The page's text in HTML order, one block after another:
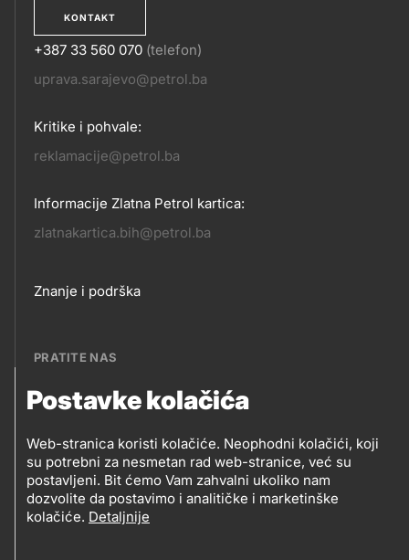
Postavke kolačića
Web-stranica koristi kolačiće. Neophodni kolačići, koji
su potrebni za nesmetan rad web-stranice, već su
postavljeni. Bit ćemo Vam zahvalni ukoliko nam
dozvolite da postavimo i analitičke i marketinške
kolačiće. Detaljnije
KONTAKT
KONTAKT
+387 33 560 070 (telefon)
uprava.sarajevo@petrol.ba
Kritike i pohvale:
reklamacije@petrol.ba
Informacije Zlatna Petrol kartica:
zlatnakartica.bih@petrol.ba
Footer
Znanje i podrška
PRATITE NAS
PRATITE
NAS
Petrol BH Oil Company, d.o.o.
Džemala Bijedića 202, 71210 Ilidža, Sarajevo
Social